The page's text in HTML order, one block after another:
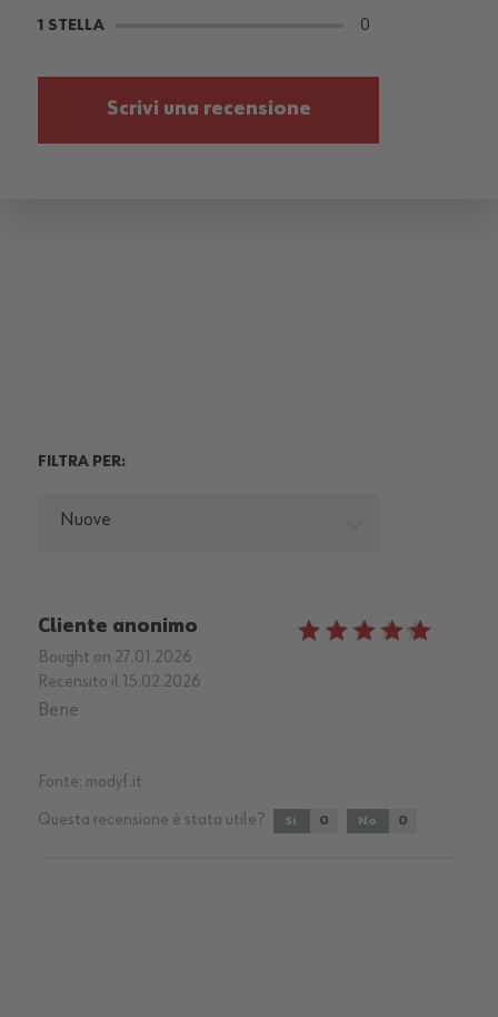
FILTRA PER:
Nuove
Cliente anonimo
Bought on 27.01.2026
Recensito il 15.02.2026
Bene
Fonte: modyf.it
Questa recensione è stata utile? Sì 0 No 0
1 STELLA 0
Scrivi una recensione